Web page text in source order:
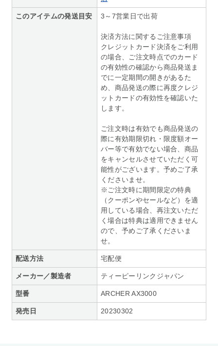
このアイテムの発送目安 3～7営業日で出荷
決済方法に関するご注意事項
クレジットカード決済をご利用
の場合、ご注文時点でのカード
の有効性の確認から商品発送ま
でに一定期間の開きがあるた
め、商品発送の際に再度クレジ
ットカードの有効性を確認いた
します。
ご注文時は有効でも商品発送の
際に有効期限切れ・限度額オー
バー等で有効でない場合、商品
をキャンセルさせていただく可
能性がございます。予めご了承
くださいませ。
※ご注文時に期間限定の特典
（クーポンやセールなど）を適
用している場合、再注文いただ
く場合は特典は適用できません
ので、予めご了承くださいま
せ。
配送方法 宅配便
メーカー／製造者 ティーピーリンクジャパン
型番 ARCHER AX3000
発売日 20230302